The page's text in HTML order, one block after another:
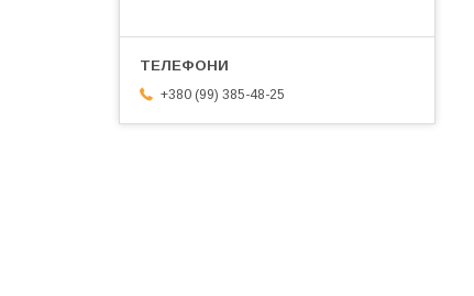
+380 (99) 385-48-25